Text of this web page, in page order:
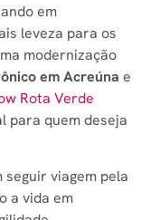
em
leveza para os
modernização
em Acreúna e
Rota Verde
para quem deseja
viagem pela
a vida em